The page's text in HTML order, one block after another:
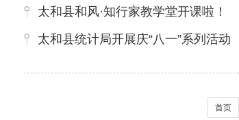
太和县和风·知行家教学堂开课啦！
太和县统计局开展庆“八一”系列活动
首页